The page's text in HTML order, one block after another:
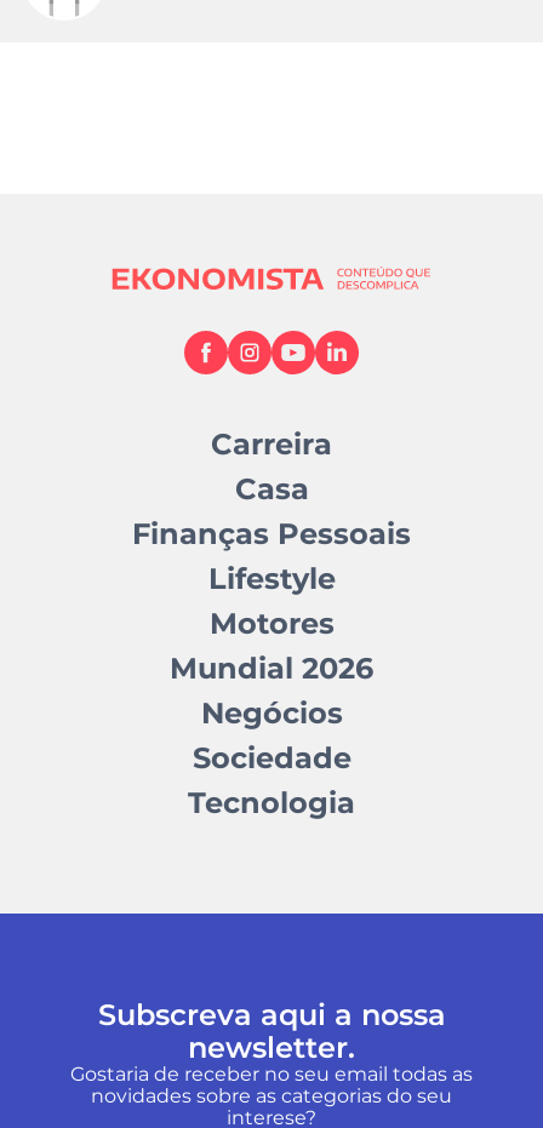
Carreira
Casa
Finanças Pessoais
Lifestyle
Motores
Mundial 2026
Negócios
Sociedade
Tecnologia
Subscreva aqui a nossa
newsletter.
Gostaria de receber no seu email todas as
novidades sobre as categorias do seu
interese?